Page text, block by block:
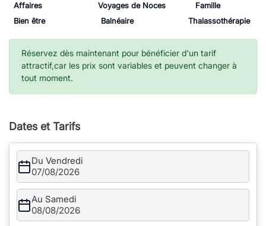
Affaires Voyages de Noces
Famille
Bien être
Balnéaire Thalassothérapie
Réservez dès maintenant pour bénéficier d'un tarif
attractif,car les prix sont variables et peuvent changer à
tout moment.
Dates et Tarifs
Du Vendredi
07/08/2026
Au Samedi
08/08/2026